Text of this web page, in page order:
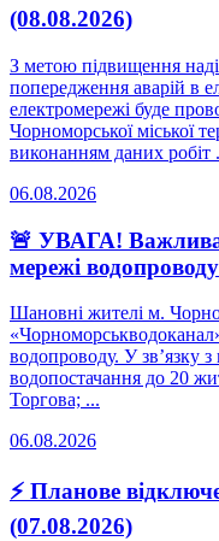
(08.08.2026)
З метою підвищення
попередження аварій в
електромережі буде
Чорноморської міської
виконанням даних робіт
06.08.2026
🚨 УВАГА! Важлива
мережі водопроводу
Шановні жителі м.
водопроводу. У зв’язку
водопостачання до 20
Торгова; ...
06.08.2026
⚡ Планове
(07.08.2026)